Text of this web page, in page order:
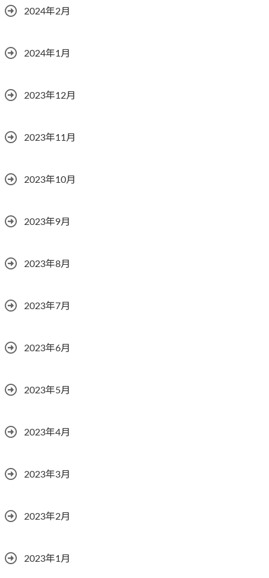
2024年2月
2024年1月
2023年12月
2023年11月
2023年10月
2023年9月
2023年8月
2023年7月
2023年6月
2023年5月
2023年4月
2023年3月
2023年2月
2023年1月